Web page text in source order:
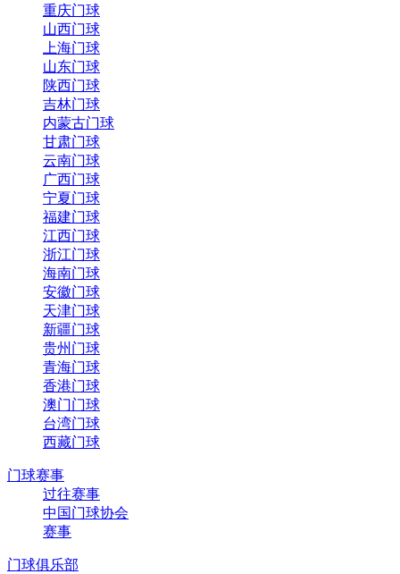
重庆门球
山西门球
上海门球
山东门球
陕西门球
吉林门球
内蒙古门球
甘肃门球
云南门球
广西门球
宁夏门球
福建门球
江西门球
浙江门球
海南门球
安徽门球
天津门球
新疆门球
贵州门球
青海门球
香港门球
澳门门球
台湾门球
西藏门球
门球赛事
过往赛事
中国门球协会
赛事
门球俱乐部